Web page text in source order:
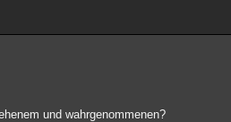
und wahrgenommenen?